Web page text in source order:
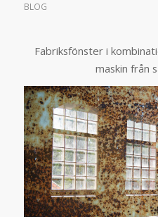
BLOG
Fabriksfönster i
maskin från